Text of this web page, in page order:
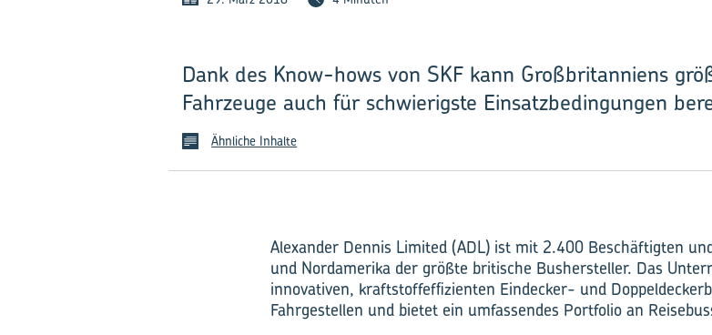
Dank des Know-hows von SKF kann Großbritanniens
Fahrzeuge auch für schwierigste Einsatzbedingungen
Ähnliche Inhalte
Alexander Dennis Limited (ADL) ist mit 2.400 Beschäftigten
und Nordamerika der größte britische Bushersteller. Das
innovativen, kraftstoffeffizienten Eindecker- und
Fahrgestellen und bietet ein umfassendes Portfolio an